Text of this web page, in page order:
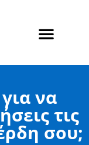
να
τις
σου;